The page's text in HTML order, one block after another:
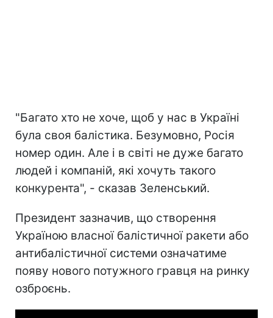
"Багато хто не хоче, щоб у нас в Україні
була своя балістика. Безумовно, Росія
номер один. Але і в світі не дуже багато
людей і компаній, які хочуть такого
конкурента", - сказав Зеленський.
Президент зазначив, що створення
Україною власної балістичної ракети або
антибалістичної системи означатиме
появу нового потужного гравця на ринку
озброєнь.